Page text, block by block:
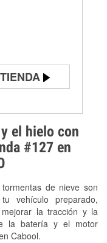
el hielo con
#127 en
de nieve son
vehículo preparado,
la tracción y la
la batería y el motor
Cabool.
y
Engine"
faros